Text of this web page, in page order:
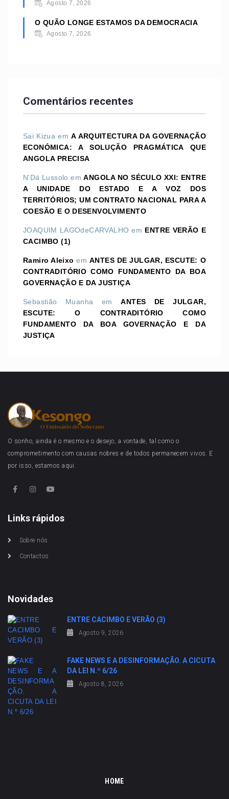
Agosto 7, 2026
O QUÃO LONGE ESTAMOS DA DEMOCRACIA
Agosto 7, 2026
Comentários recentes
Sai Kizua emA ARQUITECTURA DA GOVERNAÇÃO
ECONÓMICA: A SOLUÇÃO PRAGMÁTICA QUE
ANGOLA PRECISA
N'Dá Lussolo emANGOLA NO SÉCULO XXI: ENTRE
A UNIDADE DO ESTADO E A VOZ DOS
TERRITÓRIOS; UM CONTRATO NACIONAL PARA A
COESÃO E O DESENVOLVIMENTO
JOAQUIM LAGOdeCARVALHO em ENTRE VERÃO E
CACIMBO (1)
Ramiro Aleixo emANTES DE JULGAR, ESCUTE: O
CONTRADITÓRIO COMO FUNDAMENTO DA BOA
GOVERNAÇÃO E DA JUSTIÇA
Sebastião Muanha emANTES DE JULGAR,
ESCUTE: O CONTRADITÓRIO COMO
FUNDAMENTO DA BOA GOVERNAÇÃO E DA
JUSTIÇA
O sonho, ainda é o mesmo e o desejo, a vontade, tal como o
comprometimento com causas nobres e de todos permanecem vivos. E
por isso, estamos aqui.
Links rápidos
Sobre nós
Contactos
Novidades
ENTRE CACIMBO E VERÃO (3)
Agosto 9, 2026
FAKE NEWS E A DESINFORMAÇÃO. A CICUTA
DA LEI N.º 6/26
Agosto 8, 2026
HOME